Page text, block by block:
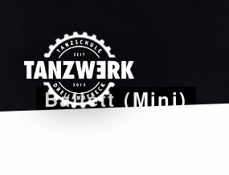
Ballett (Mini)